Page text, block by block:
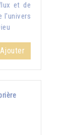
et de
l'univers
Ajouter